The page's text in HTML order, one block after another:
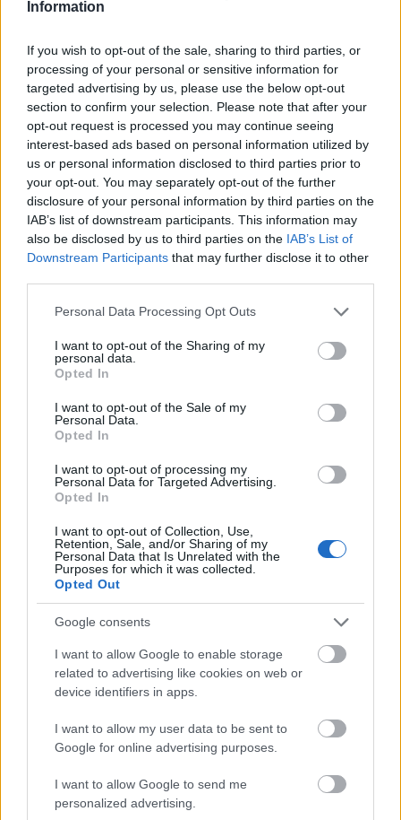
Information
If you wish to opt-out of the sale, sharing to third parties, or
processing of your personal or sensitive information for
targeted advertising by us, please use the below opt-out
section to confirm your selection. Please note that after your
opt-out request is processed you may continue seeing
interest-based ads based on personal information utilized by
us or personal information disclosed to third parties prior to
your opt-out. You may separately opt-out of the further
disclosure of your personal information by third parties on the
IAB’s list of downstream participants. This information may
also be disclosed by us to third parties on the IAB’s List of
Downstream Participants that may further disclose it to other
Please note that this website/app uses one or more Google
not limited to your visit or usage behaviour. You may click to
grant or deny consent to Google and its third-party tags to
use your data for below specified purposes in below Google
consent section.
Personal Data Processing Opt Outs
I want to opt-out of the Sharing of my
personal data.
Opted In
I want to opt-out of the Sale of my
Personal Data.
Opted In
I want to opt-out of processing my
Personal Data for Targeted Advertising.
Opted In
I want to opt-out of Collection, Use,
Retention, Sale, and/or Sharing of my
Personal Data that Is Unrelated with the
Purposes for which it was collected.
Opted Out
Google consents
I want to allow Google to enable storage
related to advertising like cookies on web or
device identifiers in apps.
I want to allow my user data to be sent to
Google for online advertising purposes.
I want to allow Google to send me
personalized advertising.
Ακολουθήστε τοinsider.gr στο Google News
και μάθετε
πρώτοι όλες τιςειδήσειςαπό την Ελλάδα και τον κόσμο.